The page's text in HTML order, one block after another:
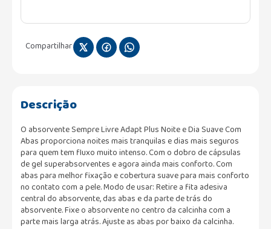
Compartilhar
Descrição
O absorvente Sempre Livre Adapt Plus Noite e Dia Suave Com
Abas proporciona noites mais tranquilas e dias mais seguros
para quem tem fluxo muito intenso. Com o dobro de cápsulas
de gel superabsorventes e agora ainda mais conforto. Com
abas para melhor fixação e cobertura suave para mais conforto
no contato com a pele. Modo de usar: Retire a fita adesiva
central do absorvente, das abas e da parte de trás do
absorvente. Fixe o absorvente no centro da calcinha com a
parte mais larga atrás. Ajuste as abas por baixo da calcinha.